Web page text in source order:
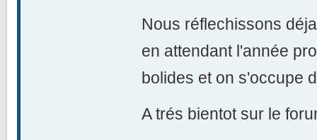
Nous réflechissons
en attendant l'année
bolides et on s'occupe
A trés bientot sur le